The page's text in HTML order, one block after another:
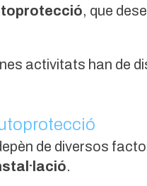
, que
activitats han de
de diversos
.